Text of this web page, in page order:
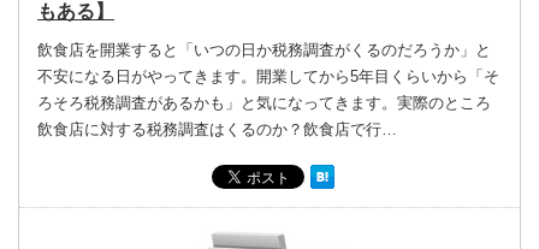
もある】
飲食店を開業すると「いつの日か税務調査がくるのだろうか」と
不安になる日がやってきます。開業してから5年目くらいから「そ
ろそろ税務調査があるかも」と気になってきます。実際のところ
飲食店に対する税務調査はくるのか？飲食店で行…